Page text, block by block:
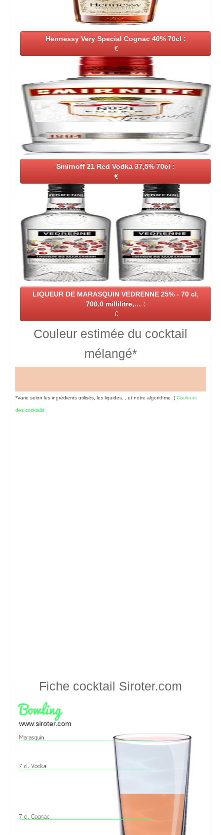
Hennessy Very Special Cognac 40% 70cl :
€
Smirnoff 21 Red Vodka 37,5% 70cl :
€
LIQUEUR DE MARASQUIN VEDRENNE 25% - 70 cl,
700.0 millilitre,… :
€
Couleur estimée du cocktail
mélangé*
*Varie selon les ingrédients utilisés, les liquides... et notre algorithme ;) Couleurs
des cocktails
Fiche cocktail Siroter.com